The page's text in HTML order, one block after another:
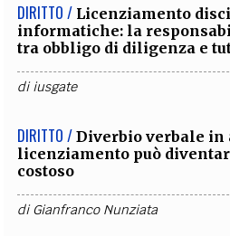
DIRITTO / Licenziamento
informatiche: la
tra obbligo di diligenza e
diiusgate
DIRITTO / Diverbio verbale in
licenziamento può
costoso
diGianfranco Nunziata